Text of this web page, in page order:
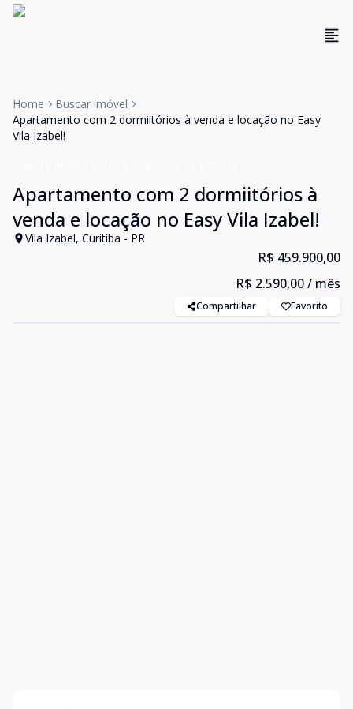
Home
Buscar imóvel
Apartamento com 2 dormiitórios à venda e locação no Easy
Vila Izabel!
Apartamento com 2 dormiitórios à
venda e locação no Easy Vila Izabel!
Vila Izabel, Curitiba - PR
R$ 459.900,00
R$ 2.590,00/ mês
Compartilhar Favorito